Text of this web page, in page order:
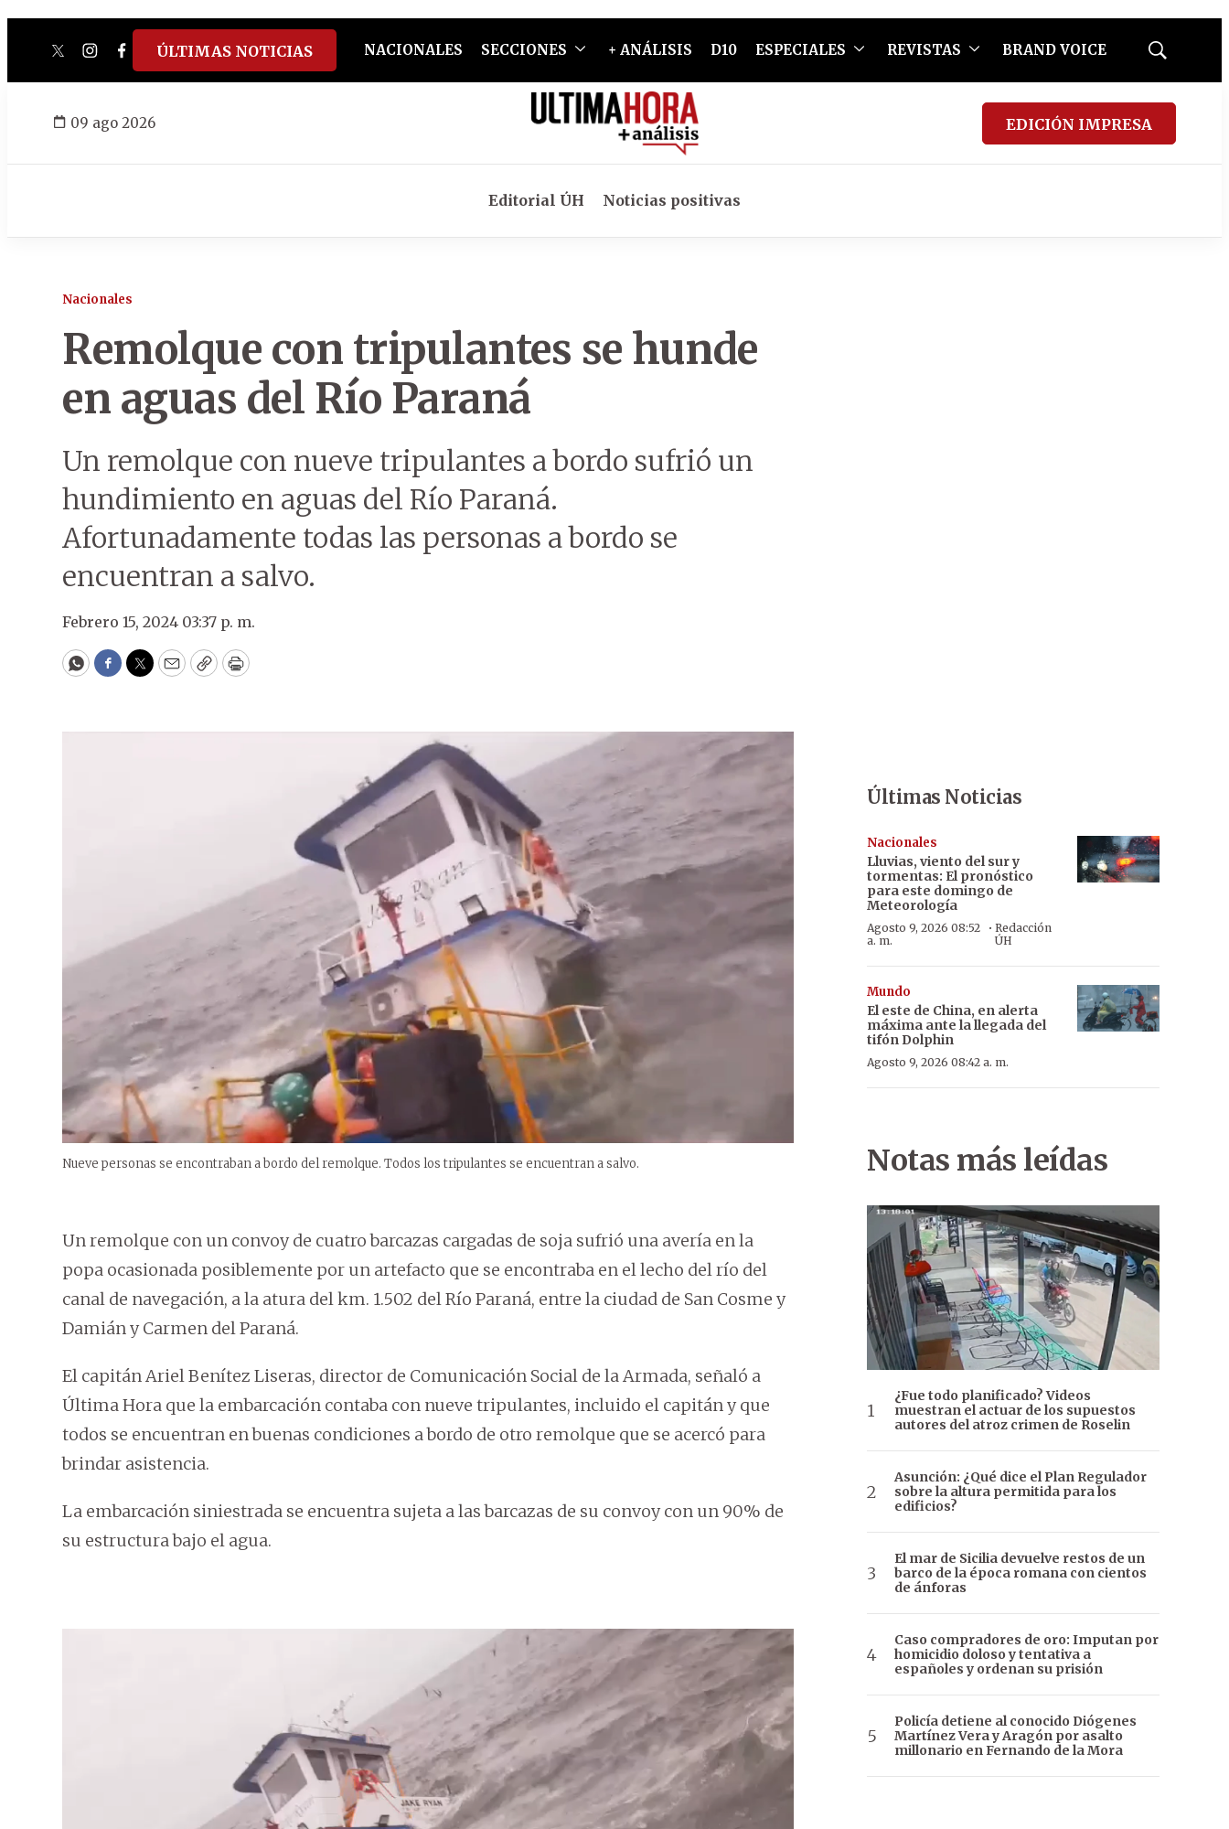
twitterinstagram
facebook
tiktokyoutube
spotify
ÚLTIMAS NOTICIAS NACIONALES SECCIONES + ANÁLISIS D10 ESPECIALES REVISTAS BRAND VOICE
Mostrar
09 ago 2026 EDICIÓN IMPRESA
Editorial ÚH Noticias positivas
Nacionales
Remolque con tripulantes se hunde
en aguas del Río Paraná
Un remolque con nueve tripulantes a bordo sufrió un
hundimiento en aguas del Río Paraná.
Afortunadamente todas las personas a bordo se
encuentran a salvo.
Febrero 15, 2024 03:37 p. m.
WhatsApp
Facebook
Twitter
EmailCopyPrint
Nueve personas se encontraban a bordo del remolque. Todos los tripulantes se encuentran a salvo.
Un remolque con un convoy de cuatro barcazas cargadas de soja sufrió una avería en la
popa ocasionada posiblemente por un artefacto que se encontraba en el lecho del río del
canal de navegación, a la atura del km. 1.502 del Río Paraná, entre la ciudad de San Cosme y
Damián y Carmen del Paraná.
El capitán Ariel Benítez Liseras, director de Comunicación Social de la Armada, señaló a
Última Hora que la embarcación contaba con nueve tripulantes, incluido el capitán y que
todos se encuentran en buenas condiciones a bordo de otro remolque que se acercó para
brindar asistencia.
La embarcación siniestrada se encuentra sujeta a las barcazas de su convoy con un 90% de
su estructura bajo el agua.
Últimas Noticias
Nacionales
Lluvias, viento del sur y
tormentas: El pronóstico
para este domingo de
Meteorología
Agosto 9, 2026 08:52
a. m.
· Redacción
ÚH
Mundo
El este de China, en alerta
máxima ante la llegada del
tifón Dolphin
Agosto 9, 2026 08:42 a. m.
Notas más leídas
¿Fue todo planificado? Videos
muestran el actuar de los supuestos
autores del atroz crimen de Roselin
Asunción: ¿Qué dice el Plan Regulador
sobre la altura permitida para los
edificios?
El mar de Sicilia devuelve restos de un
barco de la época romana con cientos
de ánforas
Caso compradores de oro: Imputan por
homicidio doloso y tentativa a
españoles y ordenan su prisión
Policía detiene al conocido Diógenes
Martínez Vera y Aragón por asalto
millonario en Fernando de la Mora